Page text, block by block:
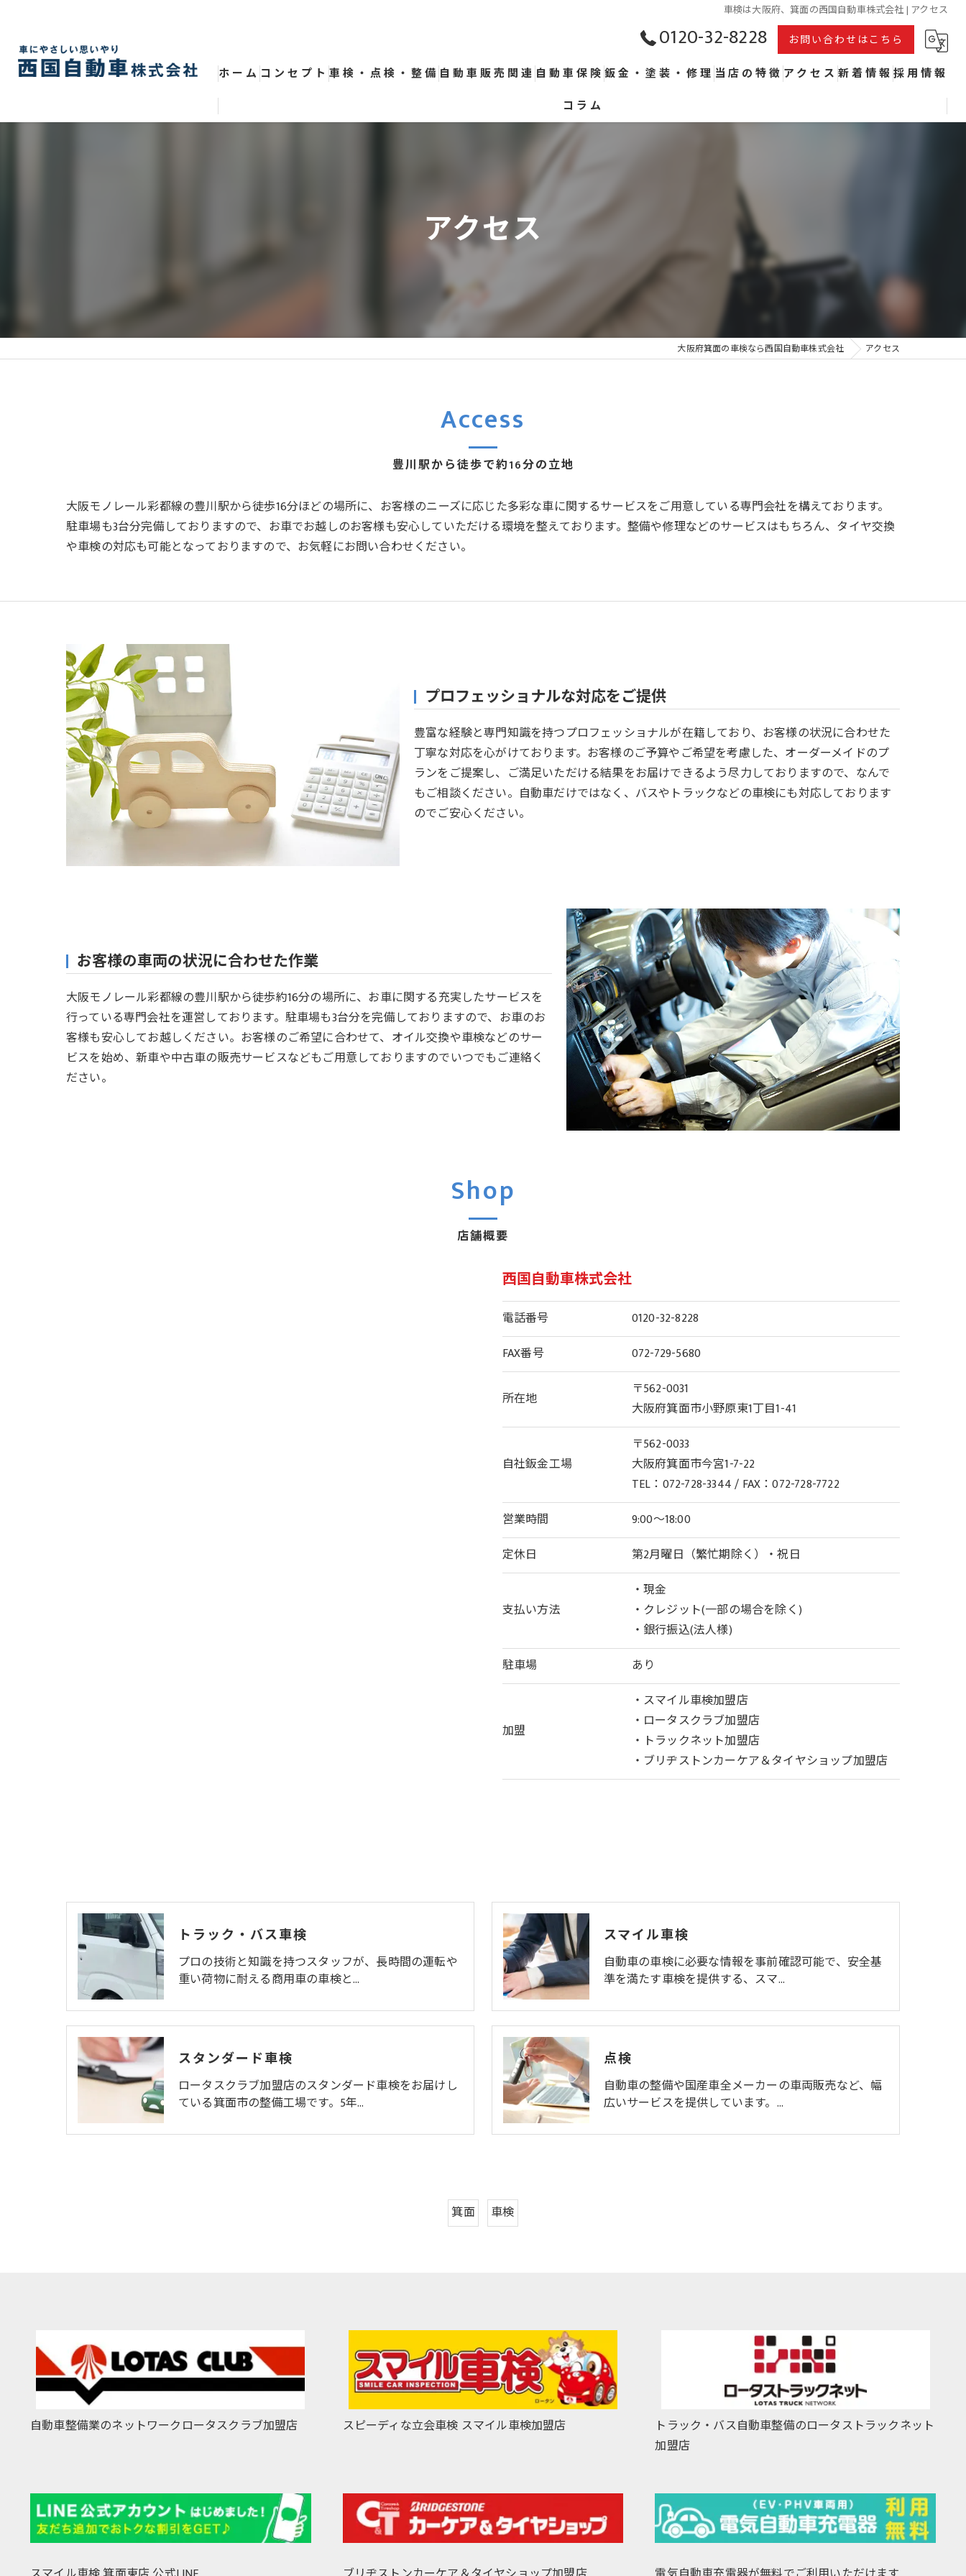
車検は大阪府、箕面の西国自動車株式会社 | アクセス
0120-32-8228 お問い合わせはこちら
ホーム コンセプト 車検・点検・整備
スマイル車検
自動車販売関連 自動車保険 鈑金・塗装・修理 当店の特徴
整備
鈑金
塗装
アクセス 新着情報 採用情報
コラム
アクセス
大阪府箕面の車検なら西国自動車株式会社 アクセス
豊川駅から徒歩で約16分の立地
Access
大阪モノレール彩都線の豊川駅から徒歩16分ほどの場所に、お客様のニーズに応じた多彩な車に関するサービスをご用意している専門会社を構えております。
駐車場も3台分完備しておりますので、お車でお越しのお客様も安心していただける環境を整えております。整備や修理などのサービスはもちろん、タイヤ交換
や車検の対応も可能となっておりますので、お気軽にお問い合わせください。
プロフェッショナルな対応をご提供
豊富な経験と専門知識を持つプロフェッショナルが在籍しており、お客様の状況に合わせた
丁寧な対応を心がけております。お客様のご予算やご希望を考慮した、オーダーメイドのプ
ランをご提案し、ご満足いただける結果をお届けできるよう尽力しておりますので、なんで
もご相談ください。自動車だけではなく、バスやトラックなどの車検にも対応しております
のでご安心ください。
お客様の車両の状況に合わせた作業
大阪モノレール彩都線の豊川駅から徒歩約16分の場所に、お車に関する充実したサービスを
行っている専門会社を運営しております。駐車場も3台分を完備しておりますので、お車のお
客様も安心してお越しください。お客様のご希望に合わせて、オイル交換や車検などのサー
ビスを始め、新車や中古車の販売サービスなどもご用意しておりますのでいつでもご連絡く
ださい。
店舗概要
Shop
西国自動車株式会社
電話番号
0120-32-8228
FAX番号
072-729-5680
所在地
〒562-0031
大阪府箕面市小野原東1丁目1-41
自社鈑金工場
〒562-0033
大阪府箕面市今宮1-7-22
TEL：072-728-3344 / FAX：072-728-7722
営業時間
9:00～18:00
定休日
第2月曜日（繁忙期除く）・祝日
支払い方法
・現金
・クレジット(一部の場合を除く)
・銀行振込(法人様)
駐車場
あり
加盟
・スマイル車検加盟店
・ロータスクラブ加盟店
・トラックネット加盟店
・ブリヂストンカーケア＆タイヤショップ加盟店
トラック・バス車検
プロの技術と知識を持つスタッフが、長時間の運転や
重い荷物に耐える商用車の車検と…
スマイル車検
自動車の車検に必要な情報を事前確認可能で、安全基
準を満たす車検を提供する、スマ…
スタンダード車検
ロータスクラブ加盟店のスタンダード車検をお届けし
ている箕面市の整備工場です。5年…
点検
自動車の整備や国産車全メーカーの車両販売など、幅
広いサービスを提供しています。…
箕面 車検
自動車整備業のネットワークロータスクラブ加盟店 スピーディな立会車検 スマイル車検加盟店
トラック・バス自動車整備のロータストラックネット
加盟店